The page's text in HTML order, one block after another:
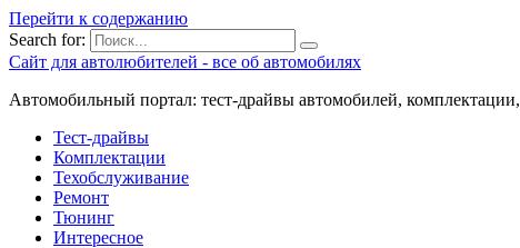
Перейти к содержанию
Search for:
Сайт для автолюбителей - все об автомобилях
Автомобильный портал: тест-драйвы автомобилей,
Тест-драйвы
Комплектации
Техобслуживание
Ремонт
Тюнинг
Интересное